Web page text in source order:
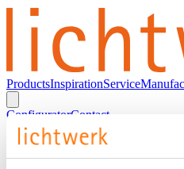
ProductsInspirationService
ConfiguratorContact
en